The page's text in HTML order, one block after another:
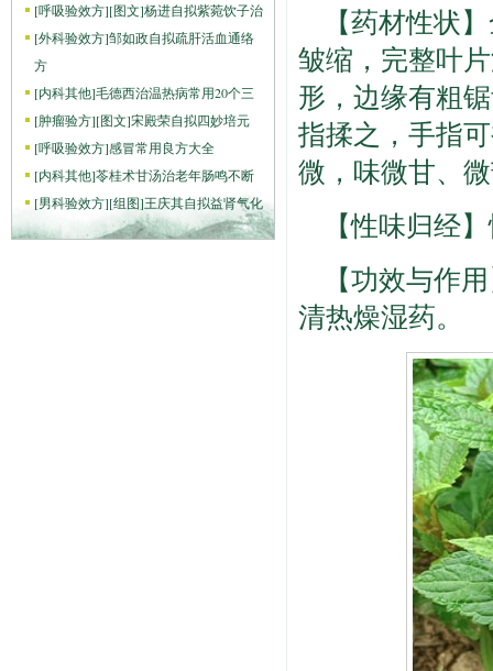
[呼吸验效方][图文]杨进自拟紫菀饮子治
[外科验效方]邹如政自拟疏肝活血通络
方
[内科其他]毛德西治温热病常用20个三
[肿瘤验方][图文]宋殿荣自拟四妙培元
[呼吸验效方]感冒常用良方大全
[内科其他]苓桂术甘汤治老年肠鸣不断
[男科验效方][组图]王庆其自拟益肾气化
【药材性状
皱缩，完整叶
形，边缘有粗
指揉之，手指
微，味微甘、
【性味归经
【功效与作
清热燥湿药。